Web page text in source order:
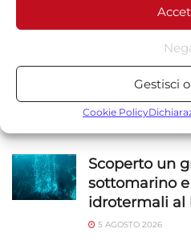
Policy o cliccando sul pulsante di
inferiore dello schermo.
Statistiche
Archiviare informazioni su
prestazioni degli annunci,
combinazione di dati provenienti
Marketing
Archiviare informazioni su
dati limitati per la selezione della
Gestisci
Cookie Policy
NOTIZIE
Alessandra
nel crollo di
venerdì in
Scoperto un
sottomarino
idrotermali al
5 AGOSTO 2026